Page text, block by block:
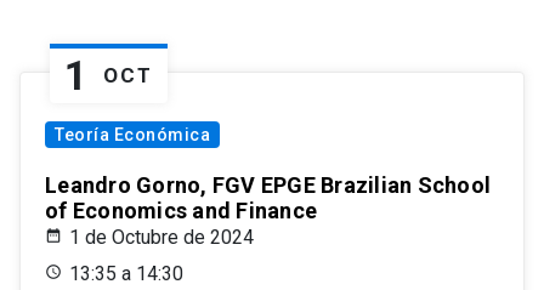
1 OCT
Teoría Económica
Leandro Gorno, FGV EPGE Brazilian School
of Economics and Finance
1 de Octubre de 2024
13:35 a 14:30